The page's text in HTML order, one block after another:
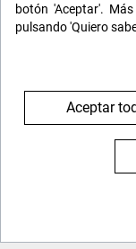
Tendremos
parque
data de 1903.
al hotel o, si
centro
con
botón 'Aceptar'.
pulsando 'Quiero
Aceptar